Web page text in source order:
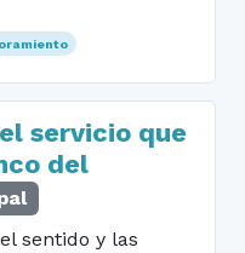
servicio que
del
sentido y las